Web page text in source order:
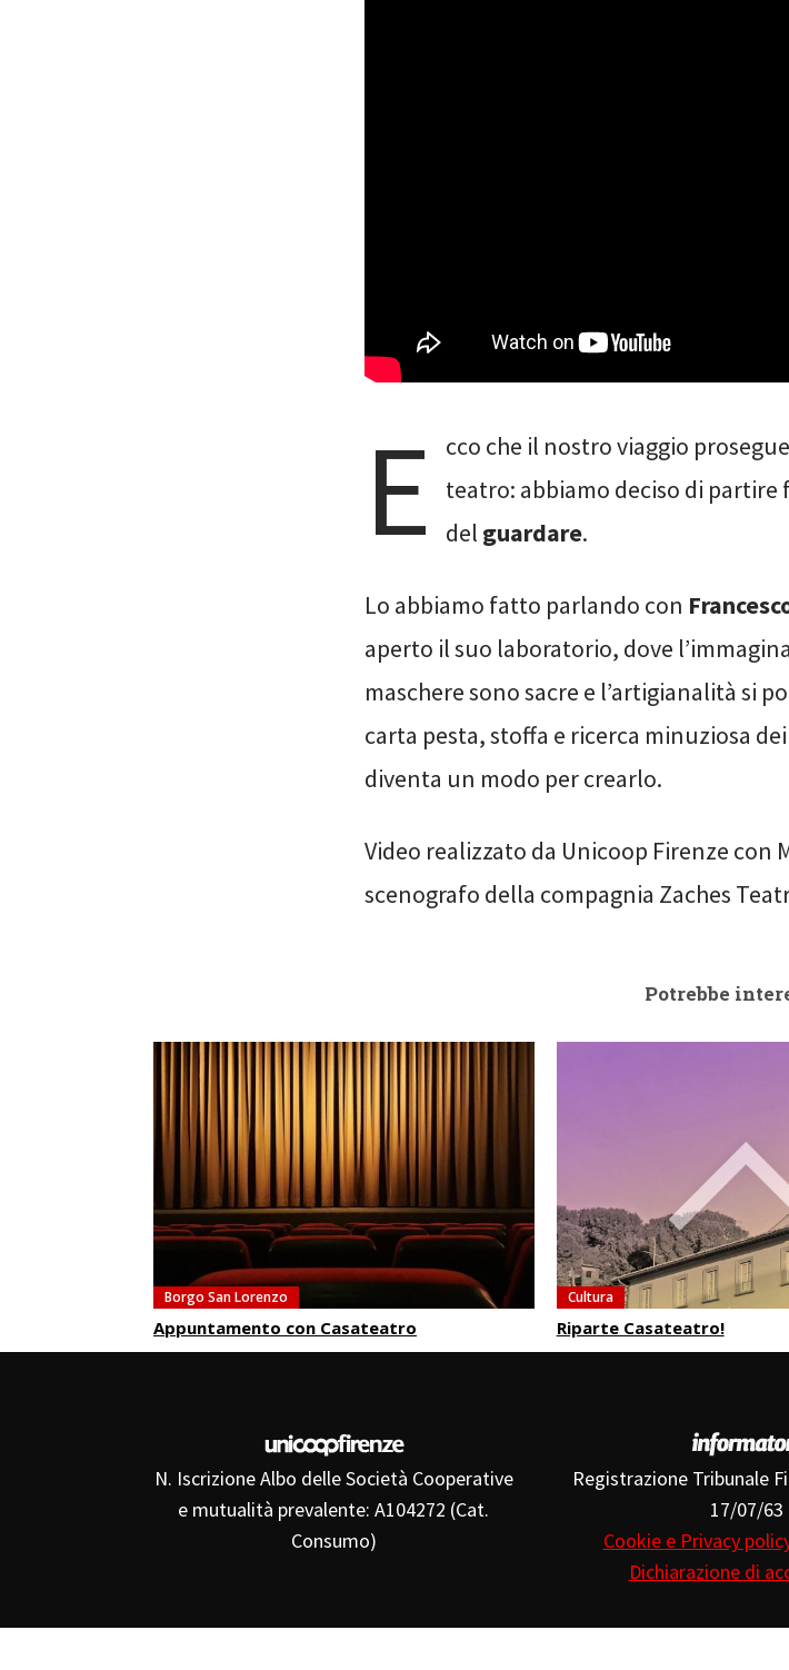
E
cco che il nostro viaggio
teatro: abbiamo deciso di
del guardare.
Lo abbiamo fatto parlando con
aperto il suo laboratorio, dove
maschere sono sacre e l’artigianalità si
carta pesta, stoffa e ricerca minuziosa
diventa un modo per crearlo.
Video realizzato da Unicoop Firenze con
scenografo della compagnia Zaches
Potrebbe
Borgo San Lorenzo
Appuntamento con Casateatro
Cultura
Riparte Casateatro!
N. Iscrizione Albo delle Società Cooperative
e mutualità prevalente: A104272 (Cat.
Consumo)
Registrazione Tribunale
17/07/63
Cookie e Privacy
Dichiarazione di